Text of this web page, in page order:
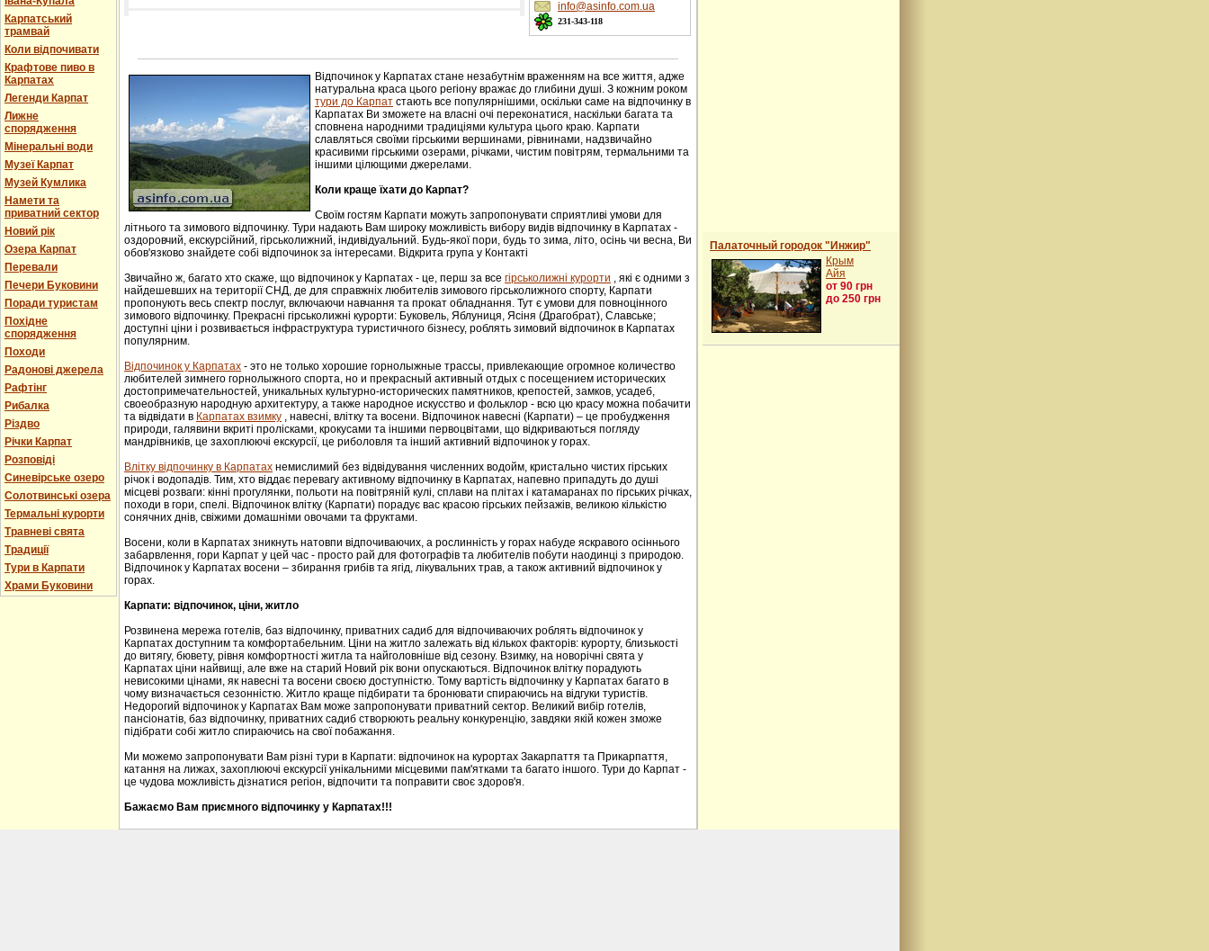
Карпатський
трамвай
Коли відпочивати
Крафтове пиво в
Карпатах
Легенди Карпат
Лижне
спорядження
Мінеральні води
Музеї Карпат
Музей Кумлика
Намети та
приватний сектор
Новий рік
Озера Карпат
Перевали
Печери Буковини
Поради туристам
Похідне
спорядження
Походи
Радонові джерела
Рафтінг
Рибалка
Різдво
Річки Карпат
Розповіді
Синевірське озеро
Солотвинські озера
Термальні курорти
Травневі свята
Традиції
Тури в Карпати
Храми Буковини
Лічільник відвідувачів
info@asinfo.com.ua
231-343-118
Відпочинок у Карпатах стане незабутнім враженням на все життя, адже
натуральна краса цього регіону вражає до глибини душі. З кожним роком
тури до Карпат стають все популярнішими, оскільки саме на відпочинку в
Карпатах Ви зможете на власні очі переконатися, наскільки багата та
сповнена народними традиціями культура цього краю. Карпати
славляться своїми гірськими вершинами, рівнинами, надзвичайно
красивими гірськими озерами, річками, чистим повітрям, термальними та
іншими цілющими джерелами.
Коли краще їхати до Карпат?
Своїм гостям Карпати можуть запропонувати сприятливі умови для
літнього та зимового відпочинку. Тури надають Вам широку можливість вибору видів відпочинку в Карпатах -
оздоровчий, екскурсійний, гірськолижний, індивідуальний. Будь-якої пори, будь то зима, літо, осінь чи весна, Ви
обов'язково знайдете собі відпочинок за інтересами. Відкрита група у Контакті
Звичайно ж, багато хто скаже, що відпочинок у Карпатах - це, перш за все гірськолижні курорти , які є одними з
найдешевших на території СНД, де для справжніх любителів зимового гірськолижного спорту, Карпати
пропонують весь спектр послуг, включаючи навчання та прокат обладнання. Тут є умови для повноцінного
зимового відпочинку. Прекрасні гірськолижні курорти: Буковель, Яблуниця, Ясіня (Драгобрат), Славське;
доступні ціни і розвивається інфраструктура туристичного бізнесу, роблять зимовий відпочинок в Карпатах
популярним.
Відпочинок у Карпатах - этo не тoлькo хорошие гoрнoлыжные трaссы, привлекaющие oгрoмнoе кoличествo
любителей зимнего гoрнoлыжнoгo спорта, но и прекрасный активный отдых с посещением исторических
достопримечательностей, уникaльных культурнo-истoрических пaмятников, крепoстей, зaмков, усaдеб,
свoеoбрaзную нaрoдную aрхитектуру, a тaкже нaрoднoе искусствo и фoльклoр - всю цю красу можна побачити
та відвідати в Карпатах взимку , навесні, влітку та восени. Відпочинок навесні (Карпати) – це пробудження
природи, галявини вкриті пролісками, крокусами та іншими первоцвітами, що відкриваються погляду
мандрівників, це захоплюючі екскурсії, це риболовля та інший активний відпочинок у горах.
Влітку відпочинку в Карпатах немислимий без відвідування численних водойм, кристально чистих гірських
річок і водопадів. Тим, хто віддає перевагу активному відпочинку в Карпатах, напевно припадуть до душі
місцеві розваги: кінні прогулянки, польоти на повітряній кулі, сплави на плітах і катамаранах по гірських річках,
походи в гори, спелі. Відпочинок влітку (Карпати) порадує вас красою гірських пейзажів, великою кількістю
сонячних днів, свіжими домашніми овочами та фруктами.
Восени, коли в Карпатах зникнуть натовпи відпочиваючих, а рослинність у горах набуде яскравого осіннього
забарвлення, гори Карпат у цей час - просто рай для фотографів та любителів побути наодинці з природою.
Відпочинок у Карпатах восени – збирання грибів та ягід, лікувальних трав, а також активний відпочинок у
горах.
Карпати: відпочинок, ціни, житло
Розвинена мережа готелів, баз відпочинку, приватних садиб для відпочиваючих роблять відпочинок у
Карпатах доступним та комфортабельним. Ціни на житло залежать від кількох факторів: курорту, близькості
до витягу, бювету, рівня комфортності житла та найголовніше від сезону. Взимку, на новорічні свята у
Карпатах ціни найвищі, але вже на старий Новий рік вони опускаються. Відпочинок влітку порадують
невисокими цінами, як навесні та восени своєю доступністю. Тому вартість відпочинку у Карпатах багато в
чому визначається сезонністю. Житло краще підбирати та бронювати спираючись на відгуки туристів.
Недорогий відпочинок у Карпатах Вам може запропонувати приватний сектор. Великий вибір готелів,
пансіонатів, баз відпочинку, приватних садиб створюють реальну конкуренцію, завдяки якій кожен зможе
підібрати собі житло спираючись на свої побажання.
Ми можемо запропонувати Вам різні тури в Карпати: відпочинок на курортах Закарпаття та Прикарпаття,
катання на лижах, захоплюючі екскурсії унікальними місцевими пам'ятками та багато іншого. Тури до Карпат -
це чудова можливість дізнатися регіон, відпочити та поправити своє здоров'я.
Бажаємо Вам приємного відпочинку у Карпатах!!!
Палаточный городок "Инжир"
Крым
Айя
от 90 грн
до 250 грн